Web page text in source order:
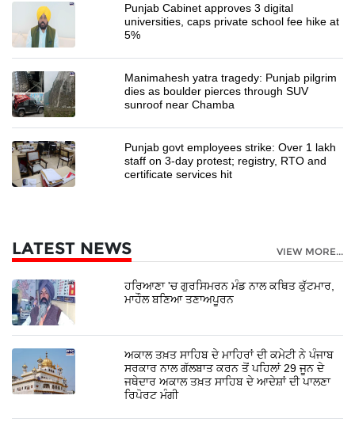
Punjab Cabinet approves 3 digital
universities, caps private school fee hike at
5%
Manimahesh yatra tragedy: Punjab pilgrim
dies as boulder pierces through SUV
sunroof near Chamba
Punjab govt employees strike: Over 1 lakh
staff on 3-day protest; registry, RTO and
certificate services hit
LATEST NEWS VIEW MORE...
ਹਰਿਆਣਾ 'ਚ ਗੁਰਸਿਮਰਨ ਮੰਡ ਨਾਲ ਕਥਿਤ ਕੁੱਟਮਾਰ,
ਮਾਹੌਲ ਬਣਿਆ ਤਣਾਅਪੂਰਨ
ਅਕਾਲ ਤਖ਼ਤ ਸਾਹਿਬ ਦੇ ਮਾਹਿਰਾਂ ਦੀ ਕਮੇਟੀ ਨੇ ਪੰਜਾਬ
ਸਰਕਾਰ ਨਾਲ ਗੱਲਬਾਤ ਕਰਨ ਤੋਂ ਪਹਿਲਾਂ 29 ਜੂਨ ਦੇ
ਜਥੇਦਾਰ ਅਕਾਲ ਤਖ਼ਤ ਸਾਹਿਬ ਦੇ ਆਦੇਸ਼ਾਂ ਦੀ ਪਾਲਣਾ
ਰਿਪੋਰਟ ਮੰਗੀ